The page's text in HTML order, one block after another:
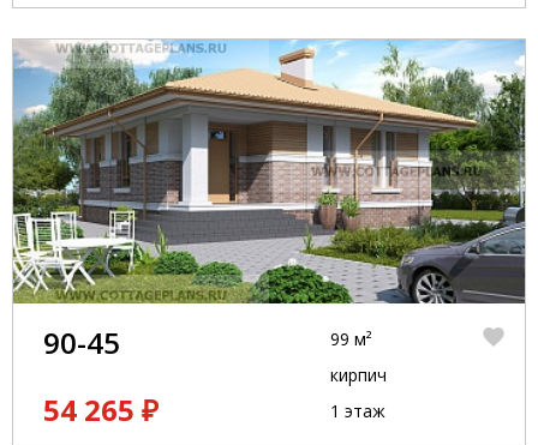
90-45
54 265 ₽
99 м²
кирпич
1 этаж